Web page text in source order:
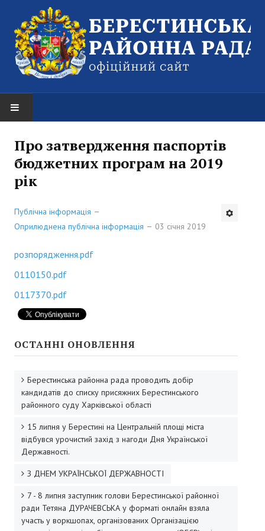
Оголошення
РАЙОННА РАДА
Структура районної ради
Депутати районної ради
Постійні комісії районної ради
Виконавчий апарат районної ради
Структура виконавчого апарату районної ради
Відділи
Загальний відділ
Регламент районної ради
Про затвердження паспортів
бюджетних програм на 2019
рік
Публічна інформація
Оприлюднена публічна інформація
03 січня 2019
розпорядження.pdf
0110150.pdf
0117370.pdf
ОСТАННІ ОНОВЛЕННЯ
Берестинська районна рада проводить добір
кандидатів до списку присяжних Берестинського
районного суду Харківської області
15 липня у Берестині на Центральній площі міста
відбувся урочистий захід з нагоди Дня Української
Державності.
З ДНЕМ УКРАЇНСЬКОЇ ДЕРЖАВНОСТІ
7 - 8 липня заступник голови Берестинської районної
ради Тетяна ДУРАЧЕВСЬКА у форматі онлайн взяла
участь у воркшопах, організованих Організацією